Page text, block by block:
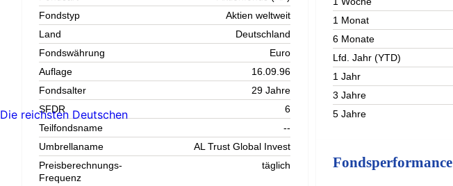
Fondstyp
Aktien weltweit
Land
Deutschland
Fondswährung
Euro
Auflage
16.09.96
Fondsalter
29 Jahre
SFDR
6
Teilfondsname
--
Umbrellaname
AL Trust Global Invest
Preisberechnungs-
Frequenz
täglich
1 Monat
6 Monate
Lfd. Jahr (YTD)
1 Jahr
3 Jahre
5 Jahre
Fondsperformance
Die reichsten Deutschen